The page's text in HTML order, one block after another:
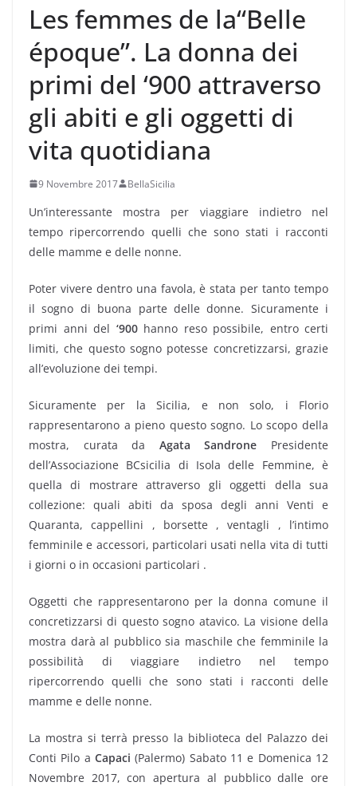
Les femmes de la“Belle
époque”. La donna dei
primi del ‘900 attraverso
gli abiti e gli oggetti di
vita quotidiana
9 Novembre 2017 BellaSicilia
Un’interessante mostra per viaggiare indietro nel
tempo ripercorrendo quelli che sono stati i racconti
delle mamme e delle nonne.
Poter vivere dentro una favola, è stata per tanto tempo
il sogno di buona parte delle donne. Sicuramente i
primi anni del ‘900hanno reso possibile, entro certi
limiti, che questo sogno potesse concretizzarsi, grazie
all’evoluzione dei tempi.
Sicuramente per la Sicilia, e non solo, i Florio
rappresentarono a pieno questo sogno. Lo scopo della
mostra, curata da Agata Sandrone Presidente
dell’Associazione BCsicilia di Isola delle Femmine, è
quella di mostrare attraverso gli oggetti della sua
collezione: quali abiti da sposa degli anni Venti e
Quaranta, cappellini , borsette , ventagli , l’intimo
femminile e accessori, particolari usati nella vita di tutti
i giorni o in occasioni particolari .
Oggetti che rappresentarono per la donna comune il
concretizzarsi di questo sogno atavico. La visione della
mostra darà al pubblico sia maschile che femminile la
possibilità di viaggiare indietro nel tempo
ripercorrendo quelli che sono stati i racconti delle
mamme e delle nonne.
La mostra si terrà presso la biblioteca del Palazzo dei
Conti Pilo a Capaci (Palermo) Sabato 11 e Domenica 12
Novembre 2017, con apertura al pubblico dalle ore